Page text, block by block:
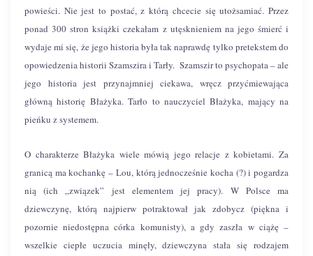
powieści. Nie jest to postać, z którą chcecie się utożsamiać. Przez
ponad 300 stron książki czekałam z utęsknieniem na jego śmierć i
wydaje mi się, że jego historia była tak naprawdę tylko pretekstem do
opowiedzenia historii Szamszira i Tarły. Szamszir to psychopata – ale
jego historia jest przynajmniej ciekawa, wręcz przyćmiewająca
główną historię Błażyka. Tarło to nauczyciel Błażyka, mający na
pieńku z systemem.
O charakterze Błażyka wiele mówią jego relacje z kobietami. Za
granicą ma kochankę – Lou, którą jednocześnie kocha (?) i pogardza
nią (ich „związek” jest elementem jej pracy). W Polsce ma
dziewczynę, którą najpierw potraktował jak zdobycz (piękna i
pozornie niedostępna córka komunisty), a gdy zaszła w ciążę –
wszelkie ciepłe uczucia minęły, dziewczyna stała się rodzajem